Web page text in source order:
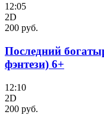
12:05
2D
200 руб.
Последний
фэнтези) 6+
12:10
2D
200 руб.